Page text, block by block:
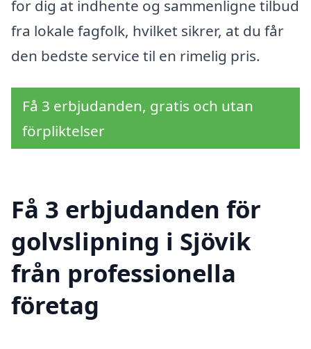
for dig at indhente og sammenligne tilbud
fra lokale fagfolk, hvilket sikrer, at du får
den bedste service til en rimelig pris.
Få 3 erbjudanden, gratis och utan
förpliktelser
Få 3 erbjudanden för
golvslipning i Sjövik
från professionella
företag